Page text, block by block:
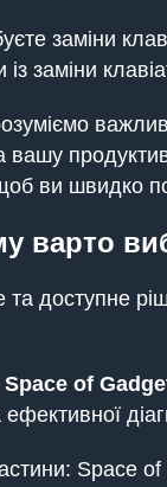
заміни
із заміни
ви швидко
варто
доступне
Space of
ефективної
Space